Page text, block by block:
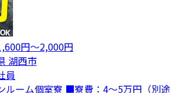
円〜2,000円
湖西市
員
ルーム個室寮 ■寮費：4～5万円（別途